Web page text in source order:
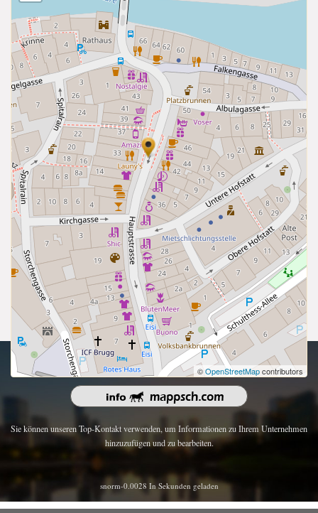
©OpenStreetMapcontributors
Urheberrecht 2026 | Alle Rechte vorbehalten.
Sie können unseren Top-Kontakt verwenden, um Informationen zu Ihrem Unternehmen
hinzuzufügen und zu bearbeiten.
snorm-0.0028 In Sekunden geladen